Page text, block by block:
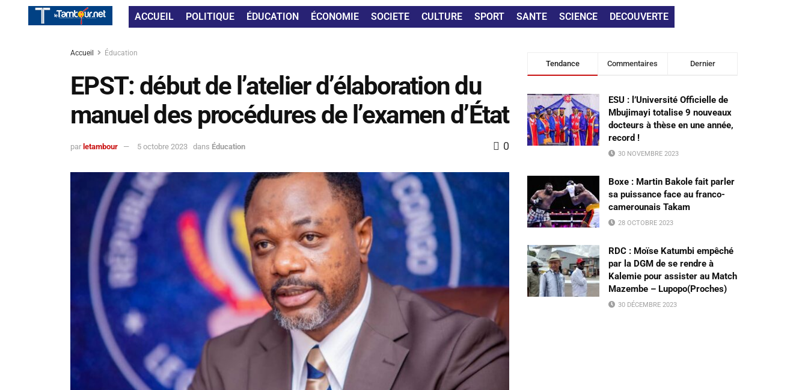
ACCUEIL POLITIQUE ÉDUCATION ÉCONOMIE SOCIETE CULTURE SPORT SANTE SCIENCE DECOUVERTE
Accueil Éducation
EPST: début de l’atelier d’élaboration du
manuel des procédures de l’examen d’État
par letambour 5 octobre 2023 dans Éducation 0
Tendance Commentaires Dernier
ESU : l’Université Officielle de
Mbujimayi totalise 9 nouveaux
docteurs à thèse en une année,
record !
30 NOVEMBRE 2023
Boxe : Martin Bakole fait parler
sa puissance face au franco-
camerounais Takam
28 OCTOBRE 2023
RDC : Moïse Katumbi empêché
par la DGM de se rendre à
Kalemie pour assister au Match
Mazembe – Lupopo(Proches)
30 DÉCEMBRE 2023